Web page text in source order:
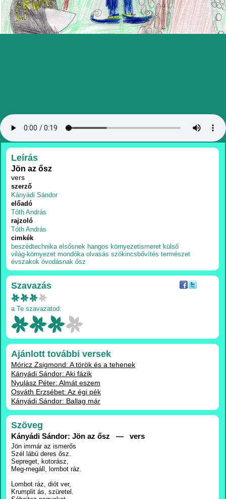
RÉSZLETEK
Leírás
Jön az ősz
vers
szerző
Kányádi Sándor
előadó
Tóth András
rajzoló
Tóth András
cimkék
beszédtechnika elsősnek hangos környezetismeret külső
világ-környezet mondóka olvasás szókincsbővítés természet
évszakok óvodásnak ősz
Szavazás
a Te szavazatod:
Ajánlott további versek
Móricz Zsigmond: A török és a tehenek
Kányádi Sándor: Aki fázik
Nyulász Péter: Almát eszem
Osváth Erzsébet: Az égi pék
Kányádi Sándor: Ballag már
Szöveg
Kányádi Sándor: Jön az ősz — vers
Jön immár az ismerős
Szél lábú deres ősz.
Sepreget, kotorász,
Meg-megáll, lombot ráz.
Lombot ráz, diót ver,
Krumplit ás, szüretel.